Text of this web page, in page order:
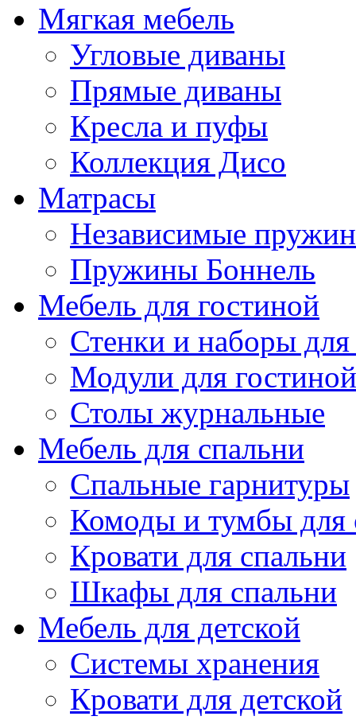
Мягкая мебель
Угловые диваны
Прямые диваны
Кресла и пуфы
Коллекция Дисо
Матрасы
Независимые
Пружины Боннель
Мебель для гостиной
Стенки и наборы для
Модули для гостиной
Столы журнальные
Мебель для спальни
Спальные гарнитуры
Комоды и тумбы для
Кровати для спальни
Шкафы для спальни
Мебель для детской
Системы хранения
Кровати для детской